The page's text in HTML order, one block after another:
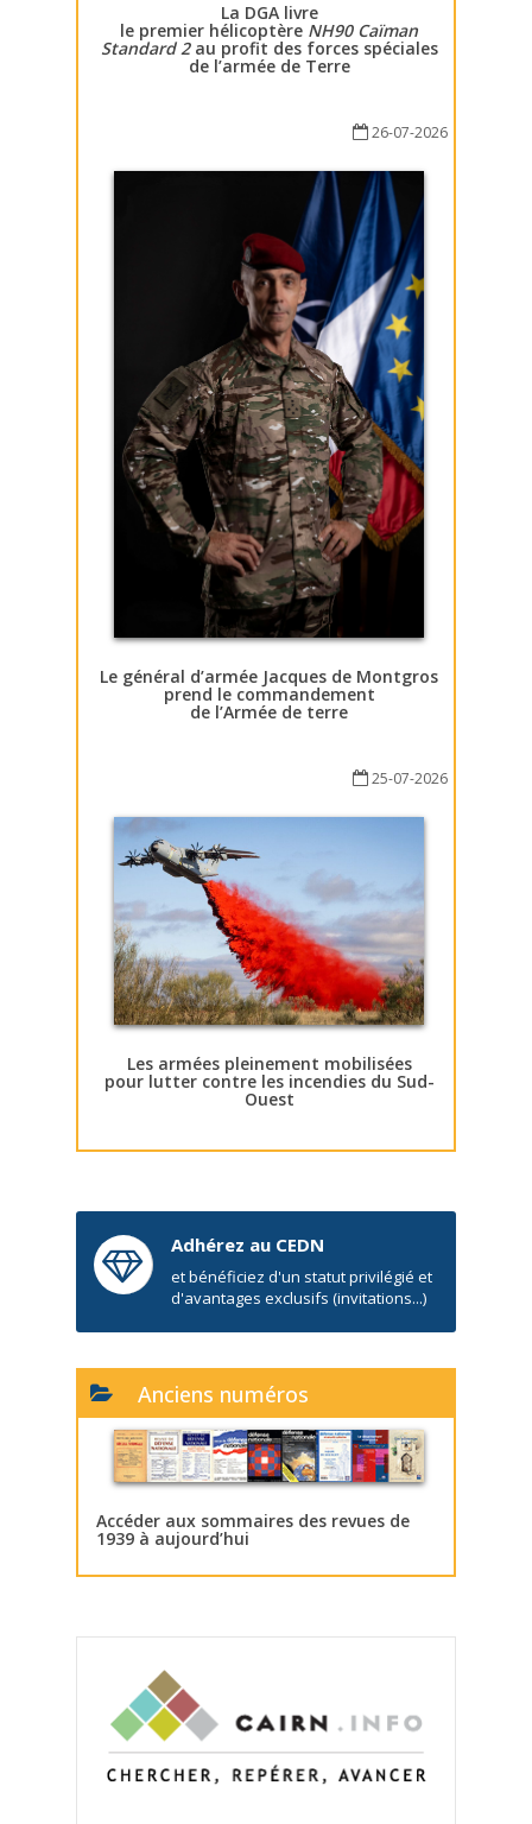
La DGA livre
le premier hélicoptère NH90 Caïman
Standard 2au profit des forces spéciales
de l’armée de Terre
26-07-2026
Le général d’armée Jacques de Montgros
prend le commandement
de l’Armée de terre
25-07-2026
Les armées pleinement mobilisées
pour lutter contre les incendies du Sud-
Ouest
Adhérez au CEDN
et bénéficiez d'un statut privilégié et
d'avantages exclusifs (invitations...)
Anciens numéros
Accéder aux sommaires des revues de
1939 à aujourd’hui